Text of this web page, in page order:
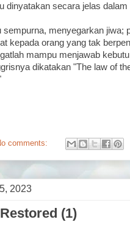
dinyatakan secara jelas
sempurna, menyegarkan jiwa;
kepada orang yang tak
mampu menjawab
dikatakan "The law of
comments:
2023
(1)